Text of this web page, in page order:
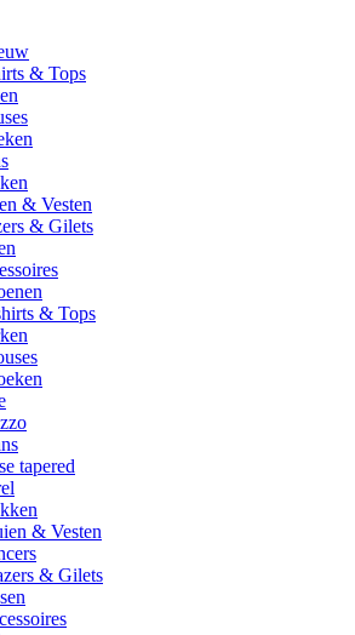
& Tops
& Vesten
& Gilets
& Tops
tapered
& Vesten
& Gilets